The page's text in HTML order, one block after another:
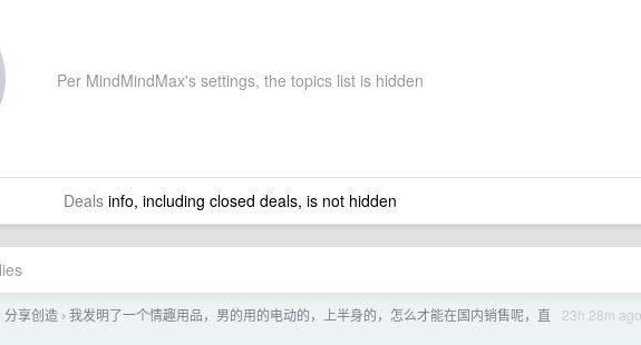
Per MindMindMax's settings, the topics list is hidden
Dealsinfo, including closed deals, is not hidden
23h 28m ago
分享创造 › 我发明了一个情趣用品，男的用的电动的，上半身的，怎么才能在国内销售呢，直